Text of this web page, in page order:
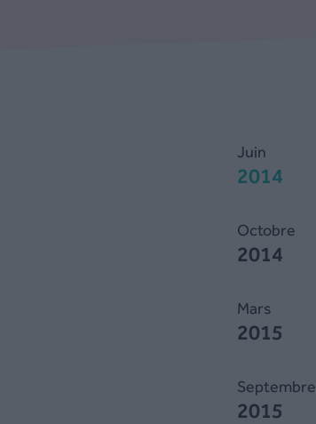
Juin
2014
Octobre
2014
Mars
2015
Septembre
2015